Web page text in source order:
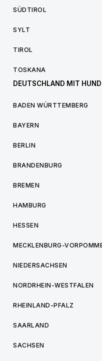
SÜDTIROL
SYLT
TIROL
TOSKANA
DEUTSCHLAND MIT HUND
BADEN WÜRTTEMBERG
BAYERN
BERLIN
BRANDENBURG
BREMEN
HAMBURG
HESSEN
MECKLENBURG-
NIEDERSACHSEN
NORDRHEIN-WESTFALEN
RHEINLAND-PFALZ
SAARLAND
SACHSEN